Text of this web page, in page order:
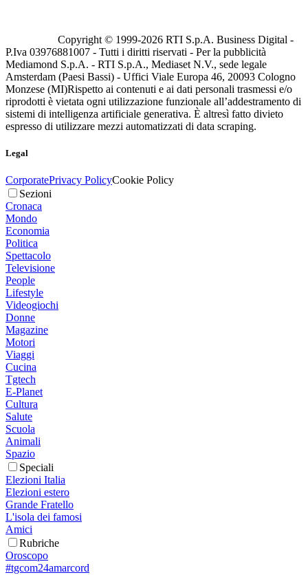
Copyright © 1999-2026 RTI S.p.A. Business Digital -
P.Iva 03976881007 - Tutti i diritti riservati - Per la pubblicità
Mediamond S.p.A. - RTI S.p.A., Mediaset N.V., sede legale
Amsterdam (Paesi Bassi) - Uffici Viale Europa 46, 20093 Cologno
Monzese (MI)Rispetto ai contenuti e ai dati personali trasmessi e/o
riprodotti è vietata ogni utilizzazione funzionale all’addestramento di
sistemi di intelligenza artificiale generativa. È altresì fatto divieto
espresso di utilizzare mezzi automatizzati di data scraping.
Legal
CorporatePrivacy PolicyCookie Policy
Sezioni
Cronaca
Mondo
Economia
Politica
Spettacolo
Televisione
People
Lifestyle
Videogiochi
Donne
Magazine
Motori
Viaggi
Cucina
Tgtech
E-Planet
Cultura
Salute
Scuola
Animali
Spazio
Speciali
Elezioni Italia
Elezioni estero
Grande Fratello
L'isola dei famosi
Amici
Rubriche
Oroscopo
#tgcom24amarcord